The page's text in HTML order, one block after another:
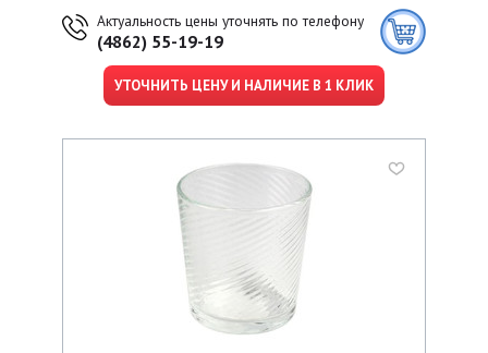
Актуальность цены уточнять по телефону
(4862) 55-19-19
УТОЧНИТЬ ЦЕНУ И НАЛИЧИЕ В 1 КЛИК